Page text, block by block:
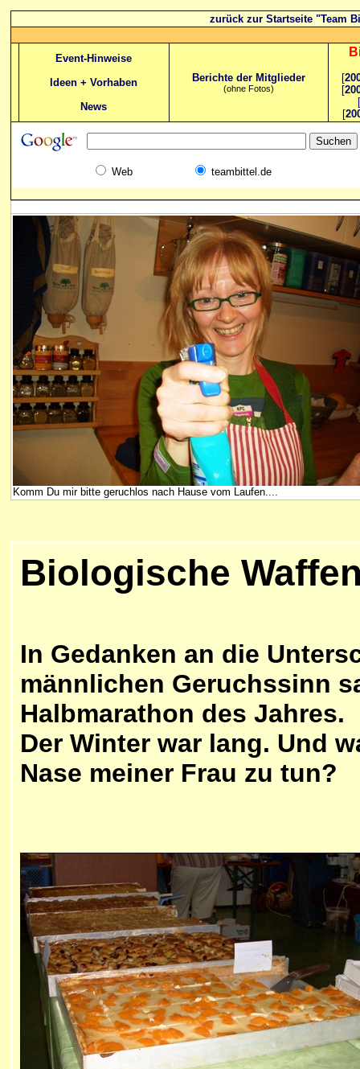
zurück zur Startseite "Team
Event-Hinweise
Ideen + Vorhaben
News
Berichte der Mitglieder
(ohne Fotos)
[
[
[
Web teambittel.de
Komm Du mir bitte geruchlos nach Hause vom Laufen....
Biologische
In Gedanken an die
männlichen Geruchssinn
Halbmarathon des Jahres.
Der Winter war lang. Und
Nase meiner Frau zu tun?